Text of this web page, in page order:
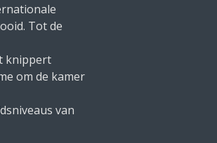
Tot de
knippert
om de kamer
van